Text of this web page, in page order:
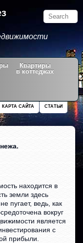
Квартиры
в коттеджах
СТАТЬИ
КАРТА САЙТА
находится в
земли здесь
пугает, ведь, как
вокруг
является
с
прибыли.